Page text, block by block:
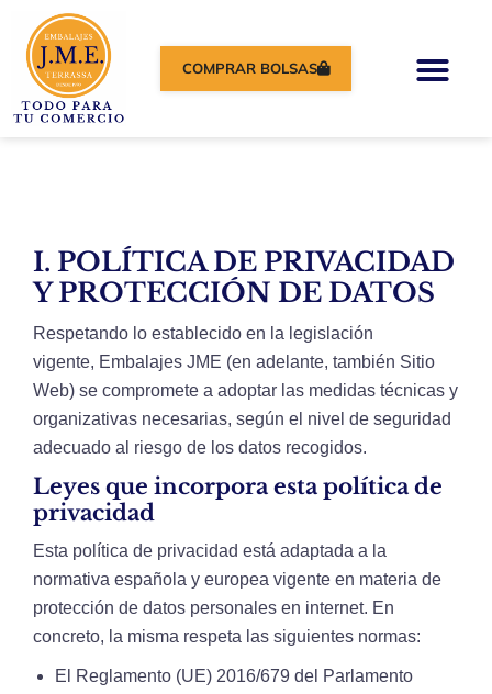
COMPRAR BOLSAS
I. POLÍTICA DE PRIVACIDAD
Y PROTECCIÓN DE DATOS
Respetando lo establecido en la legislación
vigente, Embalajes JME (en adelante, también Sitio
Web) se compromete a adoptar las medidas técnicas y
organizativas necesarias, según el nivel de seguridad
adecuado al riesgo de los datos recogidos.
Leyes que incorpora esta política de
privacidad
Esta política de privacidad está adaptada a la
normativa española y europea vigente en materia de
protección de datos personales en internet. En
concreto, la misma respeta las siguientes normas:
El Reglamento (UE) 2016/679 del Parlamento